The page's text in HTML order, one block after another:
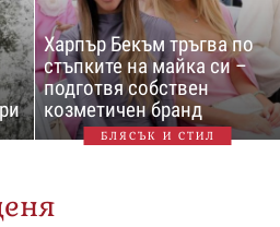
Харпър Бекъм тръгва по
стъпките на майка си –
подготвя собствен
козметичен бранд
БЛЯСЪК И СТИЛ